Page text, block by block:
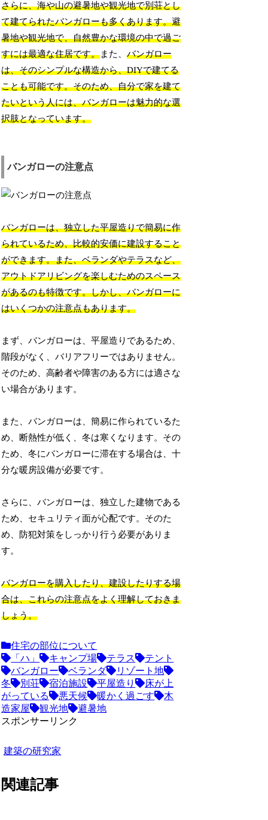
さらに、海や山の避暑地や観光地で別荘とし
て建てられたバンガローも多くあります。避
暑地や観光地で、自然豊かな環境の中で過ご
すには最適な住居です。また、バンガロー
は、そのシンプルな構造から、DIYで建てる
ことも可能です。そのため、自分で家を建て
たいという人には、バンガローは魅力的な選
択肢となっています。
バンガローの注意点
バンガローは、独立した平屋造りで簡易に作
られているため、比較的安価に建設すること
ができます。また、ベランダやテラスなど、
アウトドアリビングを楽しむためのスペース
があるのも特徴です。しかし、バンガローに
はいくつかの注意点もあります。
まず、バンガローは、平屋造りであるため、
階段がなく、バリアフリーではありません。
そのため、高齢者や障害のある方には適さな
い場合があります。
また、バンガローは、簡易に作られているた
め、断熱性が低く、冬は寒くなります。その
ため、冬にバンガローに滞在する場合は、十
分な暖房設備が必要です。
さらに、バンガローは、独立した建物である
ため、セキュリティ面が心配です。そのた
め、防犯対策をしっかり行う必要がありま
す。
バンガローを購入したり、建設したりする場
合は、これらの注意点をよく理解しておきま
しょう。
住宅の部位について
「ハ」
キャンプ場 テラス
テント
バンガロー
ベランダ
リゾート地
冬
別荘 宿泊施設 平屋造り
床が上
がっている
悪天候 暖かく過ごす
木
造家屋
観光地
避暑地
スポンサーリンク
建築の研究家
関連記事